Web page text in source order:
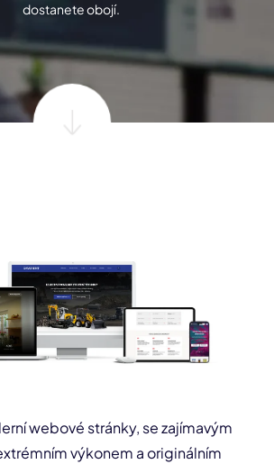
dostanete obojí.
webové stránky, se zajímavým
výkonem a originálním